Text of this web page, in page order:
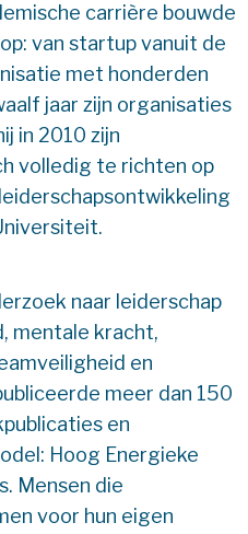
carrière bouwde
van startup vanuit de
met honderden
jaar zijn organisaties
in 2010 zijn
volledig te richten op
naar leiderschap
mentale kracht,
en
meer dan 150
en
Hoog Energieke
Mensen die
voor hun eigen